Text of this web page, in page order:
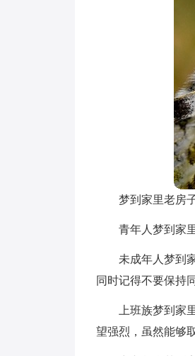
梦到家里老房
青年人梦到家
未成年人梦到
同时记得不要保持
上班族梦到家
望强烈，虽然能够